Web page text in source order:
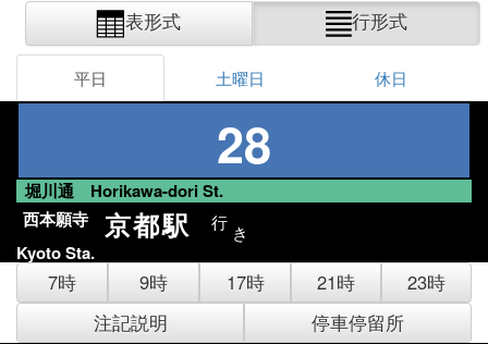
表形式 行形式
平日 土曜日 休日
28
堀川通 Horikawa-dori St.
西本願寺
京都駅 行 き
Kyoto Sta.
7時 9時 17時 21時
23時
注記説明
停車停留所